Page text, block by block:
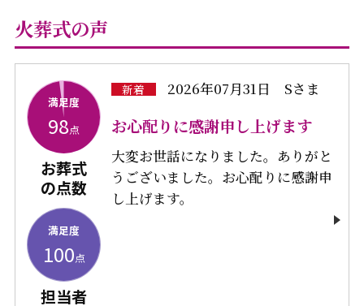
火葬式の声
満足度
98点
お葬式
の点数
満足度
100点
担当者
新着 2026年07月31日 Sさま
お心配りに感謝申し上げます
大変お世話になりました。ありがと
うございました。お心配りに感謝申
し上げます。